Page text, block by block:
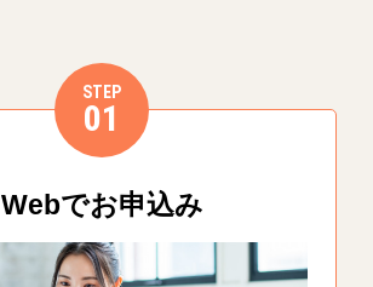
STEP
01
Webでお申込み